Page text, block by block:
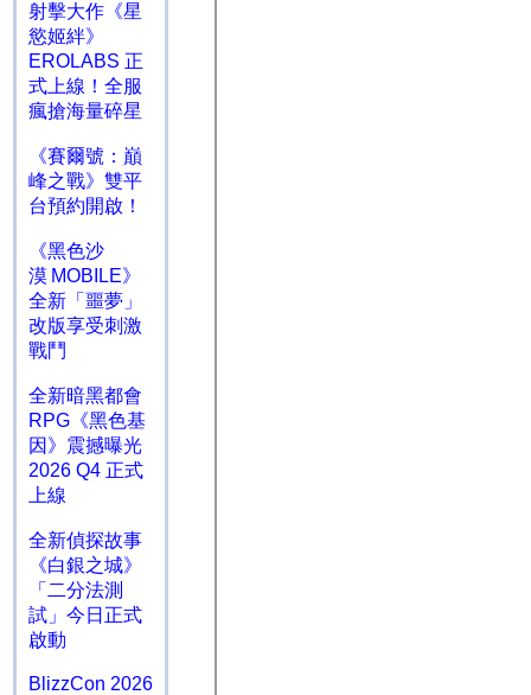
射擊大作《星
慾姬絆》
EROLABS 正
式上線！全服
瘋搶海量碎星
《賽爾號：巔
峰之戰》雙平
台預約開啟！
《黑色沙
漠 MOBILE》
全新「噩夢」
改版享受刺激
戰鬥
全新暗黑都會
RPG《黑色基
因》震撼曝光
2026 Q4 正式
上線
全新偵探故事
《白銀之城》
「二分法測
試」今日正式
啟動
BlizzCon 2026